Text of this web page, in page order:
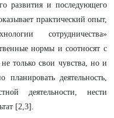
развития и последующего
практический опыт,
сотрудничества»
нормы и соотносят с
только свои чувства, но и
деятельность,
деятельности, нести
[2,3].